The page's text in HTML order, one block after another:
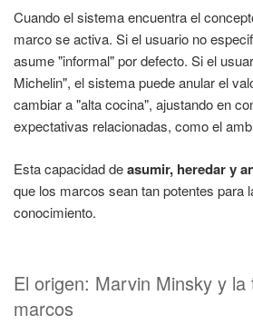
Cuando el sistema encuentra el
marco se activa. Si el usuario no
asume "informal" por defecto. Si el
Michelin", el sistema puede anular el
cambiar a "alta cocina", ajustando en
expectativas relacionadas, como el
Esta capacidad deasumir, heredar y
que los marcos sean tan potentes para
conocimiento.
El origen: Marvin Minsky y
marcos